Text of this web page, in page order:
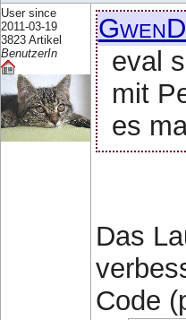
User since
2011-03-19
3823 Artikel
BenutzerIn
eval
mit
es
Das
Code